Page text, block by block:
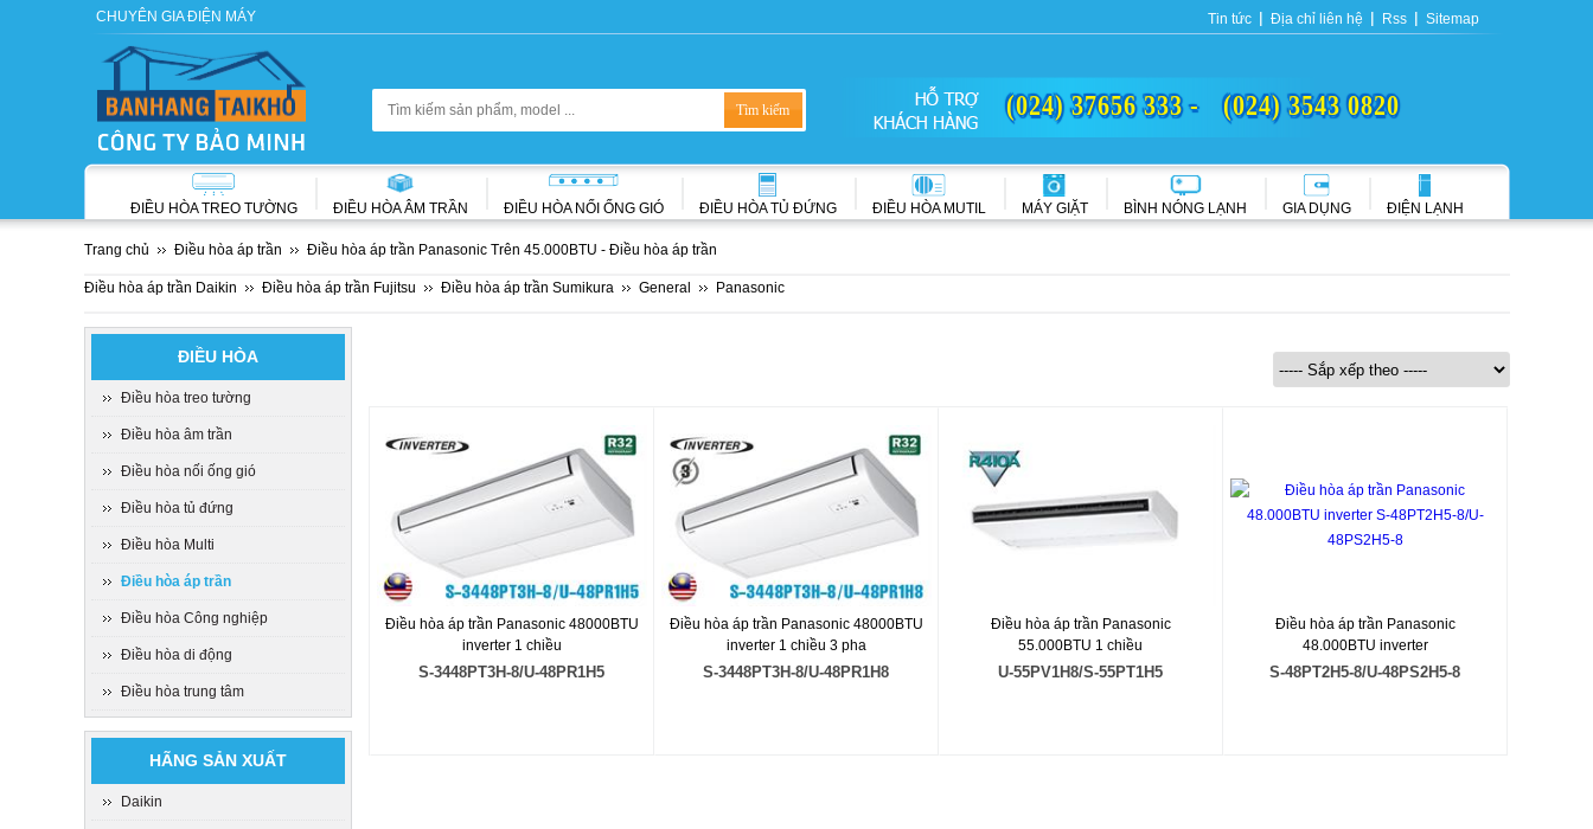
CHUYÊN GIA ĐIỆN MÁY Tin tức Địa chỉ liên hệ Rss Sitemap
(024) 37656 333 - (024) 3543 0820
ĐIỀU HÒA TREO TƯỜNG ĐIỀU HÒA ÂM TRẦN ĐIỀU HÒA NỐI ỐNG GIÓ ĐIỀU HÒA TỦ ĐỨNG ĐIỀU HÒA MUTIL MÁY GIẶT BÌNH NÓNG LẠNH GIA DỤNG ĐIỆN LẠNH
Trang chủ Điều hòa áp trần Điều hòa áp trần Panasonic Trên 45.000BTU - Điều hòa áp trần
Điều hòa áp trần Daikin Điều hòa áp trần Fujitsu Điều hòa áp trần Sumikura General Panasonic
ĐIỀU HÒA
Điều hòa treo tường
Điều hòa âm trần
Điều hòa nối ống gió
Điều hòa tủ đứng
Điều hòa Multi
Điều hòa áp trần
Điều hòa Công nghiệp
Điều hòa di động
Điều hòa trung tâm
HÃNG SẢN XUẤT
Daikin
Điều hòa áp trần Panasonic 48000BTU
inverter 1 chiều
S-3448PT3H-8/U-48PR1H5
Điều hòa áp trần Panasonic 48000BTU
inverter 1 chiều 3 pha
S-3448PT3H-8/U-48PR1H8
Điều hòa áp trần Panasonic
55.000BTU 1 chiều
U-55PV1H8/S-55PT1H5
Điều hòa áp trần Panasonic
48.000BTU inverter
S-48PT2H5-8/U-48PS2H5-8